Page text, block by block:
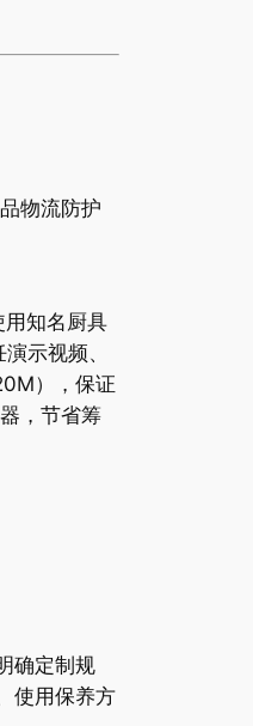
物流防护
知名厨具
示视频、
），保证
，节省筹
确定制规
使用保养方